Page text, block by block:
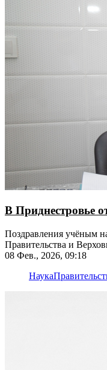
В Приднестровье
Поздравления учёным
Правительства и
08 Фев., 2026, 09:18
Наука